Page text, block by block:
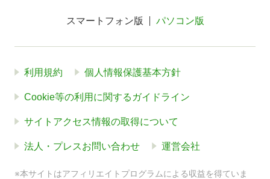
スマートフォン版 パソコン版
利用規約 個人情報保護基本方針
Cookie等の利用に関するガイドライン
サイトアクセス情報の取得について
法人・プレスお問い合わせ 運営会社
※本サイトはアフィリエイトプログラムによる収益を得ていま